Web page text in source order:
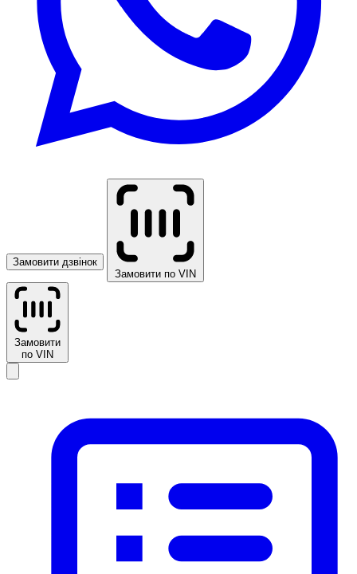
Замовити дзвінок
Замовити по VIN
Замовити
по VIN